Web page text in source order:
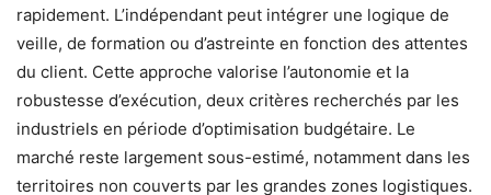
rapidement. L’indépendant peut intégrer une logique de
veille, de formation ou d’astreinte en fonction des attentes
du client. Cette approche valorise l’autonomie et la
robustesse d’exécution, deux critères recherchés par les
industriels en période d’optimisation budgétaire. Le
marché reste largement sous-estimé, notamment dans les
territoires non couverts par les grandes zones logistiques.